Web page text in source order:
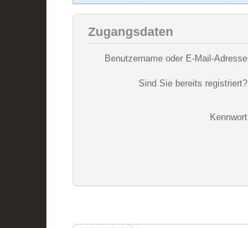
Zugangsdaten
Benutzername oder E-Mail-Adresse
Sind Sie bereits registriert?
Kennwort